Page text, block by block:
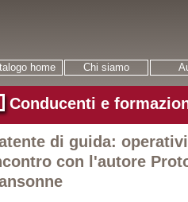
home Chi siamo
Conducenti e
di guida:
con l'autore